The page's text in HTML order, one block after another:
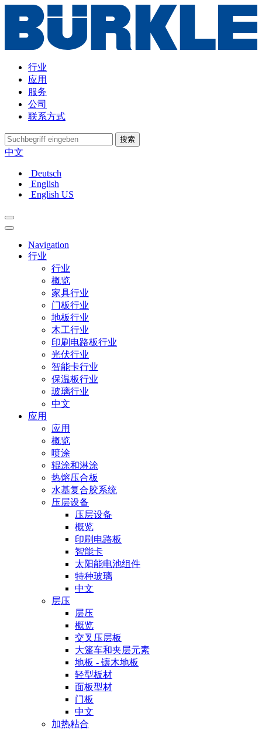
行业
应用
服务
公司
联系方式
搜索
中文
Deutsch
English
English US
Navigation
行业
行业
概览
家具行业
门板行业
地板行业
木工行业
印刷电路板行业
光伏行业
智能卡行业
保温板行业
玻璃行业
中文
应用
应用
概览
喷涂
辊涂和淋涂
热熔压合板
水基复合胶系统
压层设备
压层设备
概览
印刷电路板
智能卡
太阳能电池组件
特种玻璃
中文
层压
层压
概览
交叉压层板
大篷车和夹层元素
地板 - 镶木地板
轻型板材
面板型材
门板
中文
加热粘合